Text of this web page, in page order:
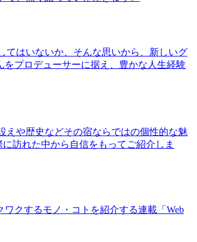
てはいないか、そんな思いから、新しいグ
プロデューサーに据え、豊かな人生経験
や歴史などその宿ならではの個性的な魅
訪れた中から自信をもってご紹介しま
クするモノ・コトを紹介する連載「Web